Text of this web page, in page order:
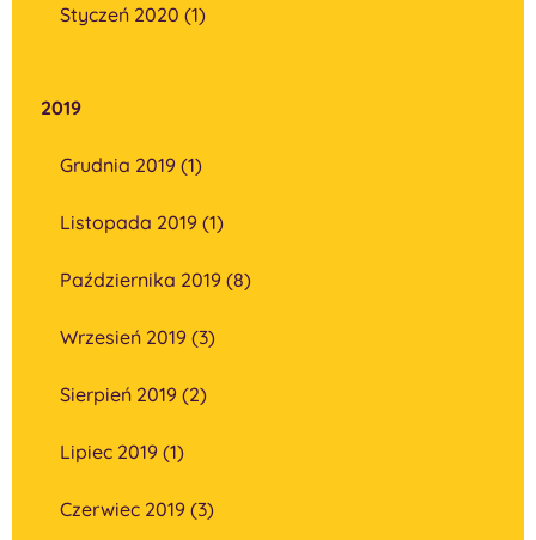
Styczeń 2020 (1)
2019
Grudnia 2019 (1)
Listopada 2019 (1)
Października 2019 (8)
Wrzesień 2019 (3)
Sierpień 2019 (2)
Lipiec 2019 (1)
Czerwiec 2019 (3)